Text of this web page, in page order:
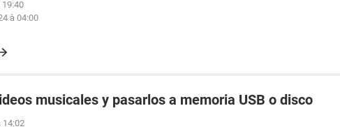
19:40
à 04:00
musicales y pasarlos a memoria USB o disco
14:02